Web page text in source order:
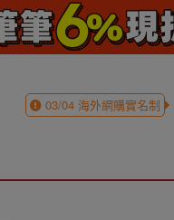
03/04海外網購實名制